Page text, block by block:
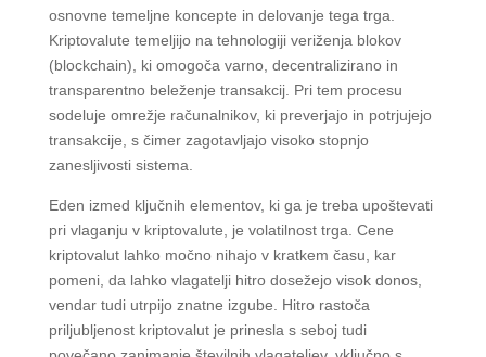
osnovne temeljne koncepte in delovanje tega trga.
Kriptovalute temeljijo na tehnologiji veriženja blokov
(blockchain), ki omogoča varno, decentralizirano in
transparentno beleženje transakcij. Pri tem procesu
sodeluje omrežje računalnikov, ki preverjajo in potrjujejo
transakcije, s čimer zagotavljajo visoko stopnjo
zanesljivosti sistema.
Eden izmed ključnih elementov, ki ga je treba upoštevati
pri vlaganju v kriptovalute, je volatilnost trga. Cene
kriptovalut lahko močno nihajo v kratkem času, kar
pomeni, da lahko vlagatelji hitro dosežejo visok donos,
vendar tudi utrpijo znatne izgube. Hitro rastoča
priljubljenost kriptovalut je prinesla s seboj tudi